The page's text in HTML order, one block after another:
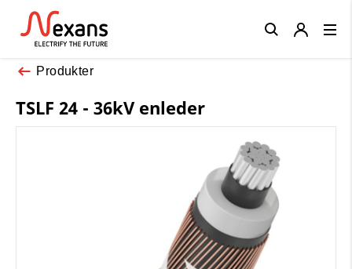
Produkter
TSLF 24 - 36kV enleder
Close